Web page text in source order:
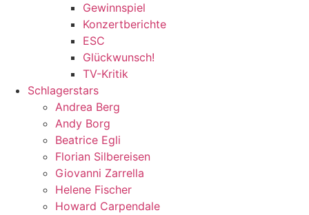
Gewinnspiel
Konzertberichte
ESC
Glückwunsch!
TV-Kritik
Schlagerstars
Andrea Berg
Andy Borg
Beatrice Egli
Florian Silbereisen
Giovanni Zarrella
Helene Fischer
Howard Carpendale